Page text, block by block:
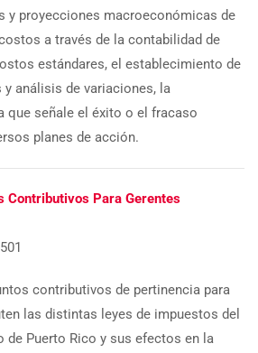
y proyecciones macroeconómicas de
a través de la contabilidad de
estándares, el establecimiento de
análisis de variaciones, la
que señale el éxito o el fracaso
planes de acción.
Contributivos Para Gerentes
contributivos de pertinencia para
las distintas leyes de impuestos del
de Puerto Rico y sus efectos en la